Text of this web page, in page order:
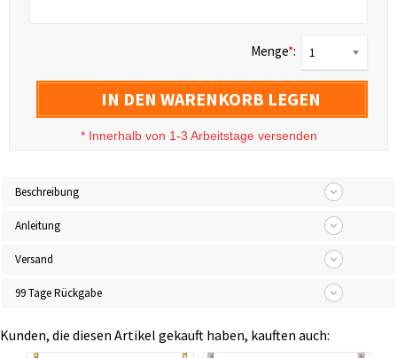
Menge*: 1
IN DEN WARENKORB LEGEN
* Innerhalb von 1-3 Arbeitstage versenden
Beschreibung
Anleitung
Versand
99 Tage Rückgabe
Kunden, die diesen Artikel gekauft haben, kauften auch: